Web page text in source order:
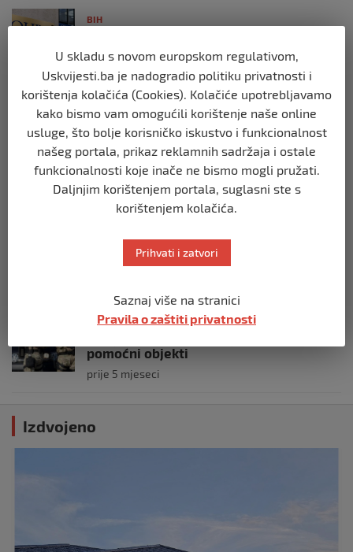
BIH
OHR-a – šta vi mislite?
prije 3 mjeseca
BIH
Zašto Bakir Izetbegović trenutno ima
najveće šanse za povratak u
Predsjedništvo BiH
prije 3 mjeseca
Demantij Federalnog ministarstva
unutrašnjih poslova
BIH
pomoćni objekti
prije 5 mjeseci
Izdvojeno
U skladu s novom europskom regulativom,
Uskvijesti.ba je nadogradio politiku privatnosti i
korištenja kolačića (Cookies). Kolačiće upotrebljavamo
kako bismo vam omogućili korištenje naše online
usluge, što bolje korisničko iskustvo i funkcionalnost
našeg portala, prikaz reklamnih sadržaja i ostale
funkcionalnosti koje inače ne bismo mogli pružati.
Daljnjim korištenjem portala, suglasni ste s
korištenjem kolačića.
Prihvati i zatvori
Saznaj više na stranici
Pravila o zaštiti privatnosti